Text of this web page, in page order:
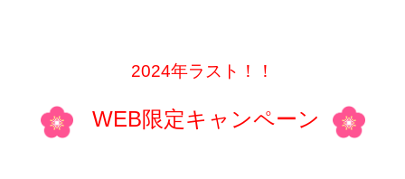
2024年ラスト！！
WEB限定キャンペーン